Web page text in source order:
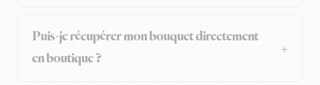
Puis-je récupérer mon bouquet directement
en boutique ?